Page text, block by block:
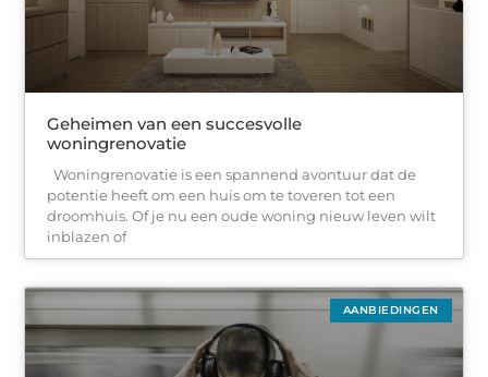
Geheimen van een succesvolle
woningrenovatie
Woningrenovatie is een spannend avontuur dat de
potentie heeft om een huis om te toveren tot een
droomhuis. Of je nu een oude woning nieuw leven wilt
inblazen of
AANBIEDINGEN